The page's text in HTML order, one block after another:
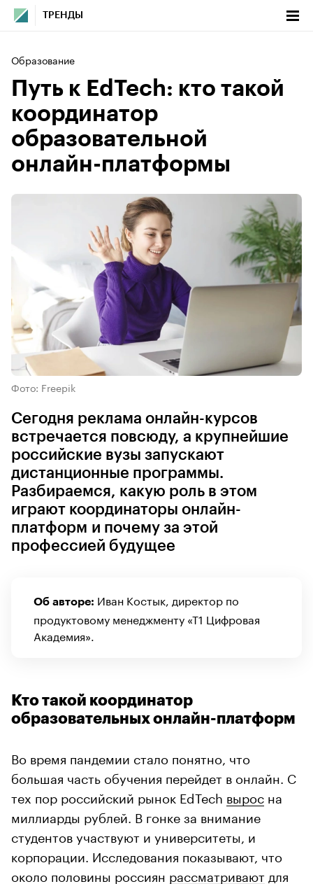
ТРЕНДЫ
Образование
Путь к EdTech: кто такой
координатор
образовательной
онлайн-платформы
Фото: Freepik
Сегодня реклама онлайн-курсов
встречается повсюду, а крупнейшие
российские вузы запускают
дистанционные программы.
Разбираемся, какую роль в этом
играют координаторы онлайн-
платформ и почему за этой
профессией будущее
Об авторе: Иван Костык, директор по
продуктовому менеджменту «Т1 Цифровая
Академия».
Кто такой координатор
образовательных онлайн-платформ
Во время пандемии стало понятно, что
большая часть обучения перейдет в онлайн. С
тех пор российский рынок EdTech вырос на
миллиарды рублей. В гонке за внимание
студентов участвуют и университеты, и
корпорации. Исследования показывают, что
около половины россиян рассматривают для